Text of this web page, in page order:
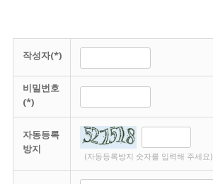
작성자(*)
비밀번호
(*)
자동등록
방지
(자동등록방지 숫자를 입력해 주세요)